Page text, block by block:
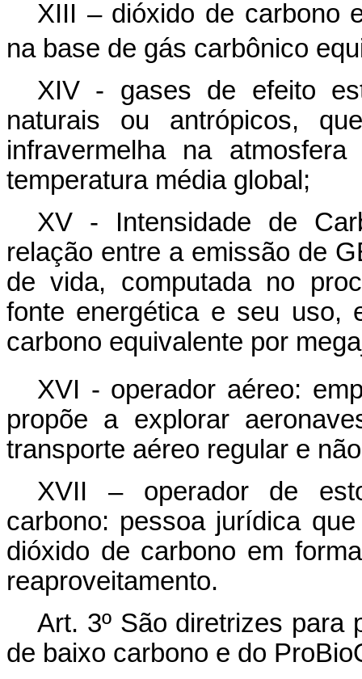
XIII – dióxido de carbono
na base de gás carbônico
XIV - gases de efeito
naturais ou antrópicos,
infravermelha na
temperatura média global;
XV - Intensidade de
relação entre a emissão de
de vida, computada no
fonte energética e seu uso,
carbono equivalente por
XVI - operador aéreo:
propõe a explorar
transporte aéreo regular e
XVII – operador de
carbono: pessoa jurídica
dióxido de carbono em
reaproveitamento.
Art. 3º São diretrizes para
de baixo carbono e do